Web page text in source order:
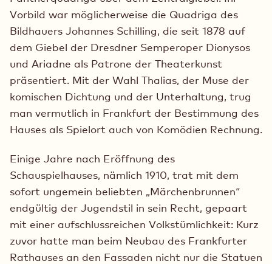
Vorbild war möglicherweise die Quadriga des
Bildhauers Johannes Schilling, die seit 1878 auf
dem Giebel der Dresdner Semperoper Dionysos
und Ariadne als Patrone der Theaterkunst
präsentiert. Mit der Wahl Thalias, der Muse der
komischen Dichtung und der Unterhaltung, trug
man vermutlich in Frankfurt der Bestimmung des
Hauses als Spielort auch von Komödien Rechnung.
Einige Jahre nach Eröffnung des
Schauspielhauses, nämlich 1910, trat mit dem
sofort ungemein beliebten „Märchenbrunnen“
endgültig der Jugendstil in sein Recht, gepaart
mit einer aufschlussreichen Volkstümlichkeit: Kurz
zuvor hatte man beim Neubau des Frankfurter
Rathauses an den Fassaden nicht nur die Statuen